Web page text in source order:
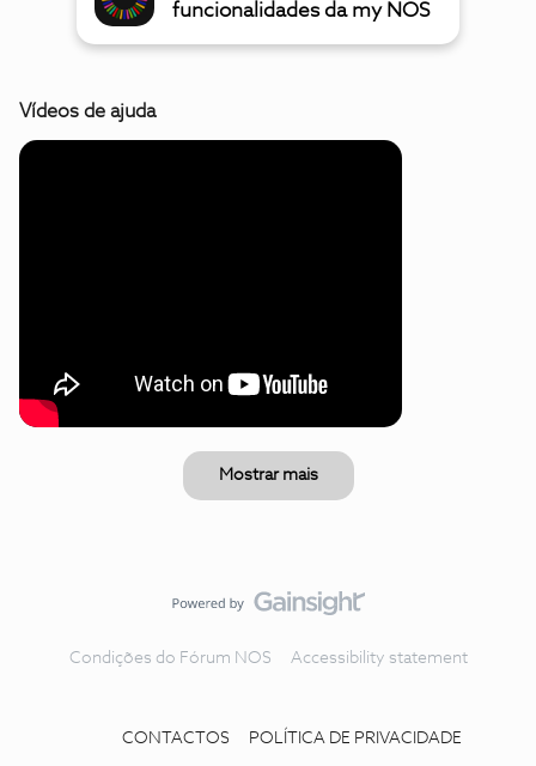
funcionalidades da my NOS
Vídeos de ajuda
Mostrar mais
Condições do Fórum NOS Accessibility statement
CONTACTOS POLÍTICA DE PRIVACIDADE